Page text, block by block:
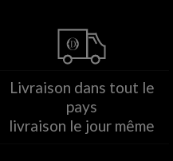
Livraison dans tout le
pays
livraison le jour même